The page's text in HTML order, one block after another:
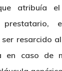
atribuía
resarcido
en caso de